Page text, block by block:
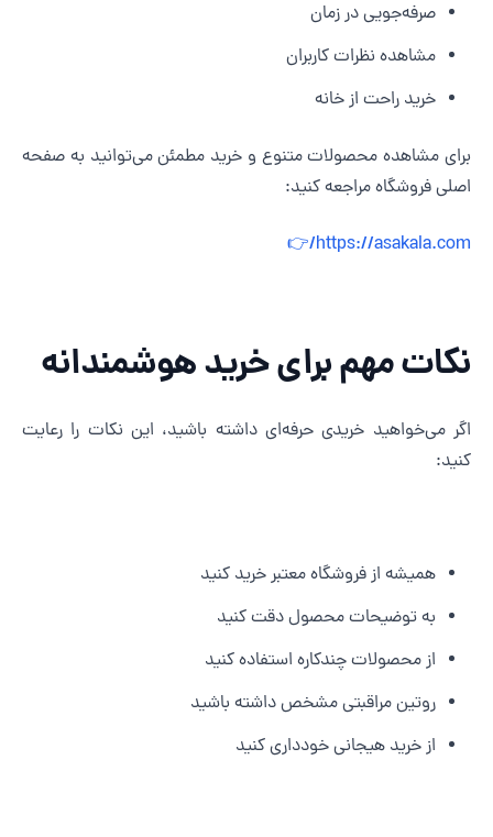
صرفه‌جویی در زمان
مشاهده نظرات کاربران
خرید راحت از خانه
مشاهده محصولات متنوع و خرید مطمئن می‌توانید به صفحه
فروشگاه مراجعه کنید:
https://asakala.com/
مهم برای خرید هوشمندانه
می‌خواهید خریدی حرفه‌ای داشته باشید، این نکات را رعایت
همیشه از فروشگاه معتبر خرید کنید
به توضیحات محصول دقت کنید
از محصولات چندکاره استفاده کنید
روتین مراقبتی مشخص داشته باشید
از خرید هیجانی خودداری کنید